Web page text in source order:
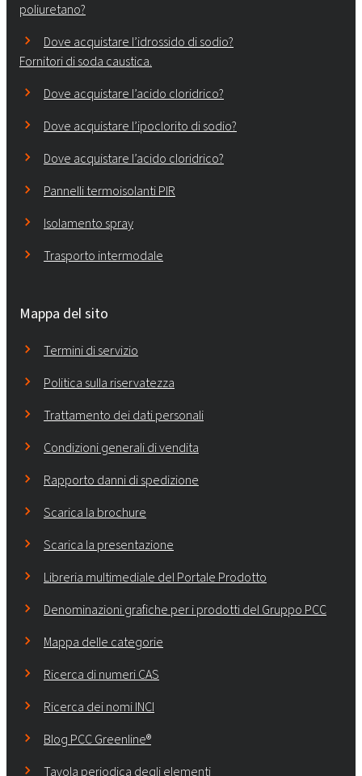
poliuretano?
Dove acquistare l’idrossido di sodio?
Fornitori di soda caustica.
Dove acquistare l’acido cloridrico?
Dove acquistare l’ipoclorito di sodio?
Dove acquistare l’acido cloridrico?
Pannelli termoisolanti PIR
Isolamento spray
Trasporto intermodale
Mappa del sito
Termini di servizio
Politica sulla riservatezza
Trattamento dei dati personali
Condizioni generali di vendita
Rapporto danni di spedizione
Scarica la brochure
Scarica la presentazione
Libreria multimediale del Portale Prodotto
Denominazioni grafiche per i prodotti del Gruppo PCC
Mappa delle categorie
Ricerca di numeri CAS
Ricerca dei nomi INCI
Blog PCC Greenline®
Tavola periodica degli elementi